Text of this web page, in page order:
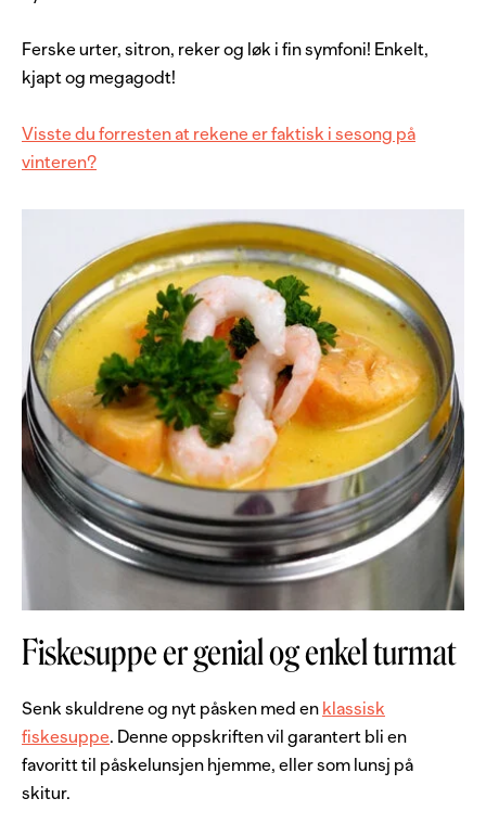
Ferske urter, sitron, reker og løk i fin symfoni! Enkelt,
kjapt og megagodt!
Visste du forresten at rekene er faktisk i sesong på
vinteren?
Fiskesuppe er genial og enkel turmat
Senk skuldrene og nyt påsken med en klassisk
fiskesuppe. Denne oppskriften vil garantert bli en
favoritt til påskelunsjen hjemme, eller som lunsj på
skitur.